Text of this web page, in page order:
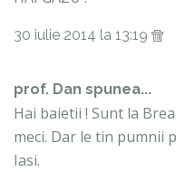
30 iulie 2014 la 13:19
prof. Dan spunea...
Hai baietii ! Sunt la
meci. Dar le tin pumnii
Iasi.